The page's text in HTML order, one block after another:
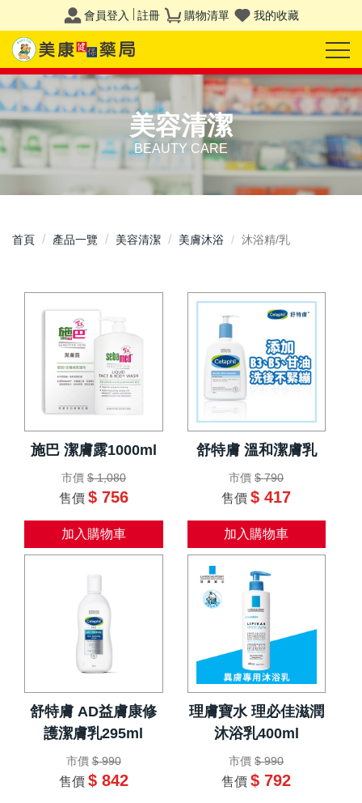
會員登入 註冊 購物清單 我的收藏
美容清潔
BEAUTY CARE
首頁 產品一覽 美容清潔 美膚沐浴 沐浴精/乳
施巴 潔膚露1000ml
市價 $ 1,080
售價 $ 756
加入購物車
舒特膚 溫和潔膚乳
市價 $ 790
售價 $ 417
加入購物車
舒特膚 AD益膚康修
護潔膚乳295ml
市價 $ 990
售價 $ 842
理膚寶水 理必佳滋潤
沐浴乳400ml
市價 $ 990
售價 $ 792